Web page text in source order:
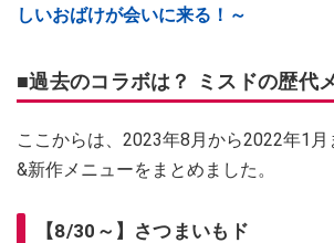
しいおばけが会いに来る！～
■過去のコラボは？ ミスドの歴代
ここからは、2023年8月から2022年1
&新作メニューをまとめました。
【8/30～】さつまいもド